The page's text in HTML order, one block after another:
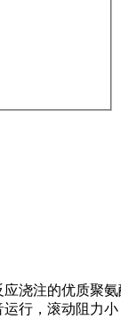
浇注的优质聚
运行，滚动阻力